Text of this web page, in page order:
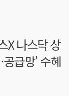
X 나스닥 상
공급망' 수혜